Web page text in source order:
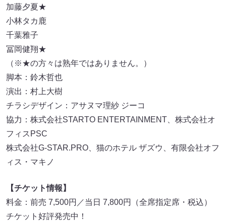
加藤夕夏★
小林タカ鹿
千葉雅子
冨岡健翔★
（※★の方々は熟年ではありません。）
脚本：鈴木哲也
演出：村上大樹
チラシデザイン：アサヌマ理紗 ジーコ
協力：株式会社STARTO ENTERTAINMENT、株式会社オ
フィスPSC
株式会社G-STAR.PRO、猫のホテル ザズウ、有限会社オフ
ィス・マキノ
【チケット情報】
料金：前売 7,500円／当日 7,800円（全席指定席・税込）
チケット好評発売中！